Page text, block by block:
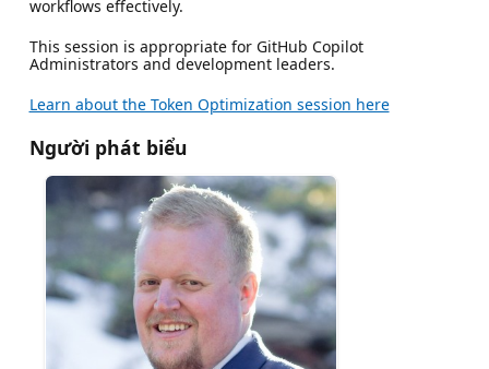
workflows effectively.
This session is appropriate for GitHub Copilot
Administrators and development leaders.
Learn about the Token Optimization session here
Người phát biểu